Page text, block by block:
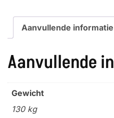
Aanvullende informatie
Aanvullende
Gewicht
130 kg